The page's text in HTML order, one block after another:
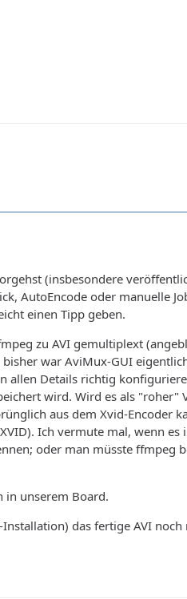
(insbesondere
AutoEncode oder manuelle
einen Tipp geben.
zu AVI gemultiplext
war AviMux-GUI
allen Details richtig
wird. Wird es als "roher"
aus dem Xvid-Encoder
Ich vermute mal, wenn
oder man müsste ffmpeg
in unserem Board.
das fertige AVI noch